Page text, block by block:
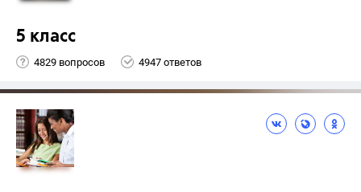
5 класс
4829 вопросов 4947 ответов